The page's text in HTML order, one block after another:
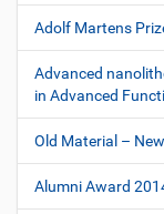
Adolf Martens
Advanced
in Advanced
Old Material –
Alumni Award